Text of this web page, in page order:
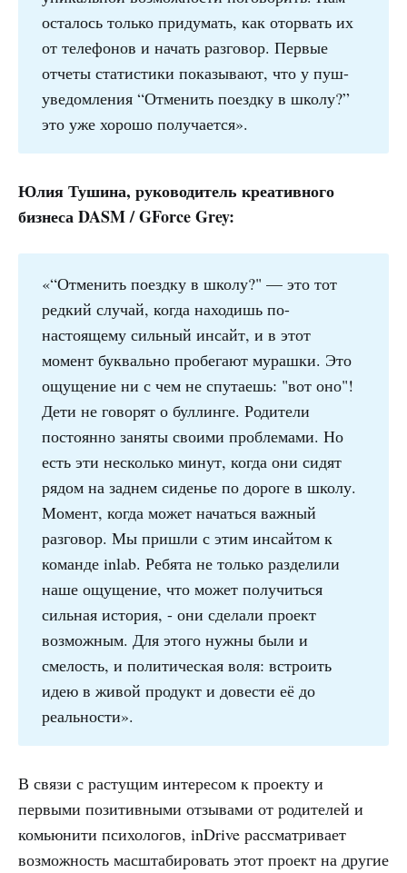
осталось только придумать, как оторвать их
от телефонов и начать разговор. Первые
отчеты статистики показывают, что у пуш-
уведомления “Отменить поездку в школу?”
это уже хорошо получается».
Юлия Тушина, руководитель креативного
бизнеса DASM / GForce Grey:
«“Отменить поездку в школу?" — это тот
редкий случай, когда находишь по-
настоящему сильный инсайт, и в этот
момент буквально пробегают мурашки. Это
ощущение ни с чем не спутаешь: "вот оно"!
Дети не говорят о буллинге. Родители
постоянно заняты своими проблемами. Но
есть эти несколько минут, когда они сидят
рядом на заднем сиденье по дороге в школу.
Момент, когда может начаться важный
разговор. Мы пришли с этим инсайтом к
команде inlab. Ребята не только разделили
наше ощущение, что может получиться
сильная история, - они сделали проект
возможным. Для этого нужны были и
смелость, и политическая воля: встроить
идею в живой продукт и довести её до
реальности».
В связи с растущим интересом к проекту и
первыми позитивными отзывами от родителей и
комьюнити психологов, inDrive рассматривает
возможность масштабировать этот проект на другие